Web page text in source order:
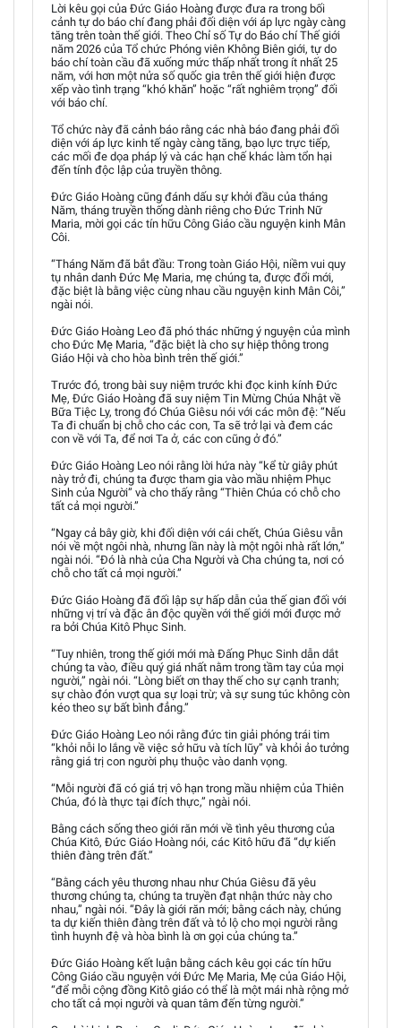
Lời kêu gọi của Đức Giáo Hoàng được đưa ra trong bối
cảnh tự do báo chí đang phải đối diện với áp lực ngày càng
tăng trên toàn thế giới. Theo Chỉ số Tự do Báo chí Thế giới
năm 2026 của Tổ chức Phóng viên Không Biên giới, tự do
báo chí toàn cầu đã xuống mức thấp nhất trong ít nhất 25
năm, với hơn một nửa số quốc gia trên thế giới hiện được
xếp vào tình trạng “khó khăn” hoặc “rất nghiêm trọng” đối
với báo chí.
Tổ chức này đã cảnh báo rằng các nhà báo đang phải đối
diện với áp lực kinh tế ngày càng tăng, bạo lực trực tiếp,
các mối đe dọa pháp lý và các hạn chế khác làm tổn hại
đến tính độc lập của truyền thông.
Đức Giáo Hoàng cũng đánh dấu sự khởi đầu của tháng
Năm, tháng truyền thống dành riêng cho Đức Trinh Nữ
Maria, mời gọi các tín hữu Công Giáo cầu nguyện kinh Mân
Côi.
“Tháng Năm đã bắt đầu: Trong toàn Giáo Hội, niềm vui quy
tụ nhân danh Đức Mẹ Maria, mẹ chúng ta, được đổi mới,
đặc biệt là bằng việc cùng nhau cầu nguyện kinh Mân Côi,”
ngài nói.
Đức Giáo Hoàng Leo đã phó thác những ý nguyện của mình
cho Đức Mẹ Maria, “đặc biệt là cho sự hiệp thông trong
Giáo Hội và cho hòa bình trên thế giới.”
Trước đó, trong bài suy niệm trước khi đọc kinh kính Đức
Mẹ, Đức Giáo Hoàng đã suy niệm Tin Mừng Chúa Nhật về
Bữa Tiệc Ly, trong đó Chúa Giêsu nói với các môn đệ: “Nếu
Ta đi chuẩn bị chỗ cho các con, Ta sẽ trở lại và đem các
con về với Ta, để nơi Ta ở, các con cũng ở đó.”
Đức Giáo Hoàng Leo nói rằng lời hứa này “kể từ giây phút
này trở đi, chúng ta được tham gia vào mầu nhiệm Phục
Sinh của Người” và cho thấy rằng “Thiên Chúa có chỗ cho
tất cả mọi người.”
“Ngay cả bây giờ, khi đối diện với cái chết, Chúa Giêsu vẫn
nói về một ngôi nhà, nhưng lần này là một ngôi nhà rất lớn,”
ngài nói. “Đó là nhà của Cha Người và Cha chúng ta, nơi có
chỗ cho tất cả mọi người.”
Đức Giáo Hoàng đã đối lập sự hấp dẫn của thế gian đối với
những vị trí và đặc ân độc quyền với thế giới mới được mở
ra bởi Chúa Kitô Phục Sinh.
“Tuy nhiên, trong thế giới mới mà Đấng Phục Sinh dẫn dắt
chúng ta vào, điều quý giá nhất nằm trong tầm tay của mọi
người,” ngài nói. “Lòng biết ơn thay thế cho sự cạnh tranh;
sự chào đón vượt qua sự loại trừ; và sự sung túc không còn
kéo theo sự bất bình đẳng.”
Đức Giáo Hoàng Leo nói rằng đức tin giải phóng trái tim
“khỏi nỗi lo lắng về việc sở hữu và tích lũy” và khỏi ảo tưởng
rằng giá trị con người phụ thuộc vào danh vọng.
“Mỗi người đã có giá trị vô hạn trong mầu nhiệm của Thiên
Chúa, đó là thực tại đích thực,” ngài nói.
Bằng cách sống theo giới răn mới về tình yêu thương của
Chúa Kitô, Đức Giáo Hoàng nói, các Kitô hữu đã “dự kiến
thiên đàng trên đất.”
“Bằng cách yêu thương nhau như Chúa Giêsu đã yêu
thương chúng ta, chúng ta truyền đạt nhận thức này cho
nhau,” ngài nói. “Đây là giới răn mới; bằng cách này, chúng
ta dự kiến thiên đàng trên đất và tỏ lộ cho mọi người rằng
tình huynh đệ và hòa bình là ơn gọi của chúng ta.”
Đức Giáo Hoàng kết luận bằng cách kêu gọi các tín hữu
Công Giáo cầu nguyện với Đức Mẹ Maria, Mẹ của Giáo Hội,
“để mỗi cộng đồng Kitô giáo có thể là một mái nhà rộng mở
cho tất cả mọi người và quan tâm đến từng người.”